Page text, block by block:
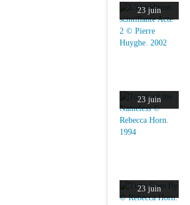
23 juin
23 juin
23 juin